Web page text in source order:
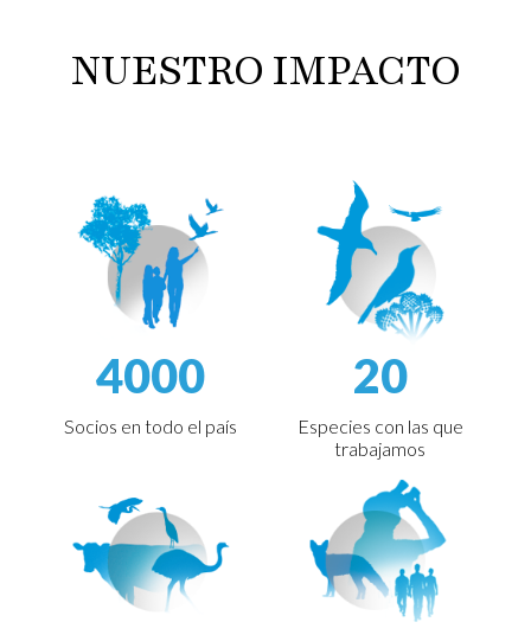
NUESTRO IMPACTO
4000
Socios en todo el país
20
Especies con las que
trabajamos